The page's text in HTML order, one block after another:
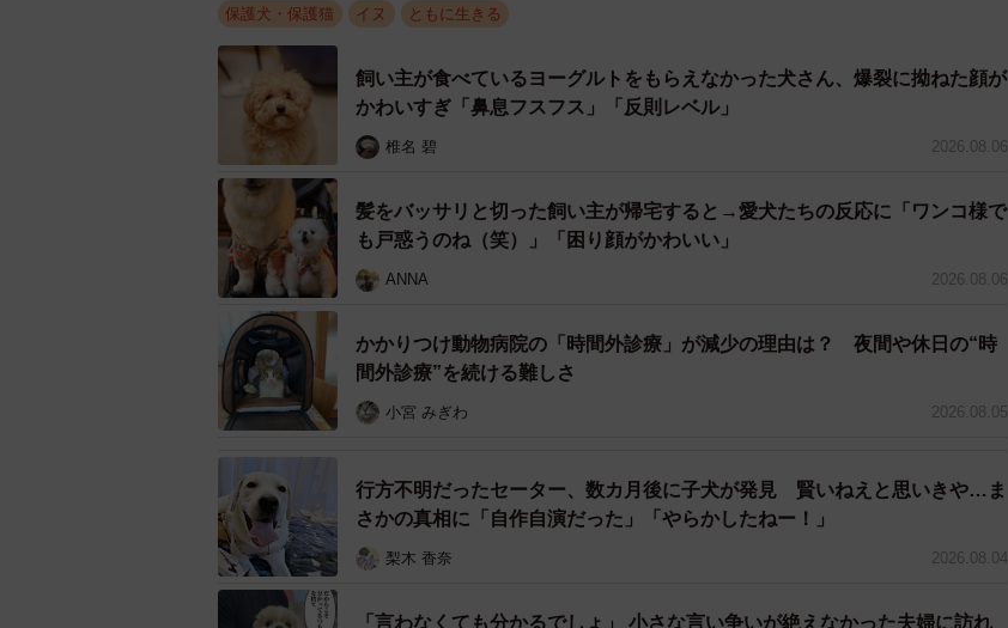
防止の対策を考えたり、動物病院やトリマーの紹介もできることを伝え、はぴねす側でもで
きる限りのサポートを行うと約束しました。
引き出し日の直前、その里親希望者さんから連絡が入りました。それは「家族に反対された
ので、今回の引き取りを断念する」というもの。はぴねすのスタッフはガックリ肩を落とし
ました。振り出しに戻った感じで、あの1頭だけ残された元野犬のワンコはいよいよ殺処分
対象になるのかと、深く胸を痛めました。
スタッフが出した答えは「引き取る」
はぴねすのスタッフはしばし考えました。今、はぴねすには新たな保護犬を受け入れる余裕
なんてない一方、しかし、このまま放っておけば、あの元野犬のワンコは確実に殺処分対象
に……。
を確保し、1頭だけ残されていた元野犬のワンコを受け入れることにしました。
そのワンコは薄茶の毛のメス。名前をひなちゃんと名付け、追って引き出しに行きました。
動物病院でわかった持病
保護犬・保護猫 イヌ ともに生きる
飼い主が食べているヨーグルトをもらえなかった犬さん、爆裂に拗ねた顔が
かわいすぎ「鼻息フスフス」「反則レベル」
椎名 碧 2026.08.06
髪をバッサリと切った飼い主が帰宅すると→愛犬たちの反応に「ワンコ様で
も戸惑うのね（笑）」「困り顔がかわいい」
ANNA 2026.08.06
かかりつけ動物病院の「時間外診療」が減少の理由は？ 夜間や休日の“時
間外診療”を続ける難しさ
小宮 みぎわ 2026.08.05
行方不明だったセーター、数カ月後に子犬が発見 賢いねえと思いきや…ま
さかの真相に「自作自演だった」「やらかしたねー！」
梨木 香奈 2026.08.04
「言わなくても分かるでしょ」 小さな言い争いが絶えなかった夫婦に訪れ